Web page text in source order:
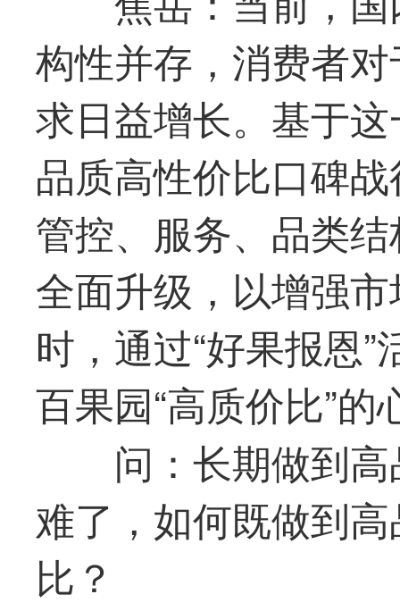
构性并存，消费者
求日益增长。基于
品质高性价比口碑
管控、服务、品类
全面升级，以增强
时，通过“好果报恩
百果园“高质价比”的
问：长期做到
难了，如何既做到
比？